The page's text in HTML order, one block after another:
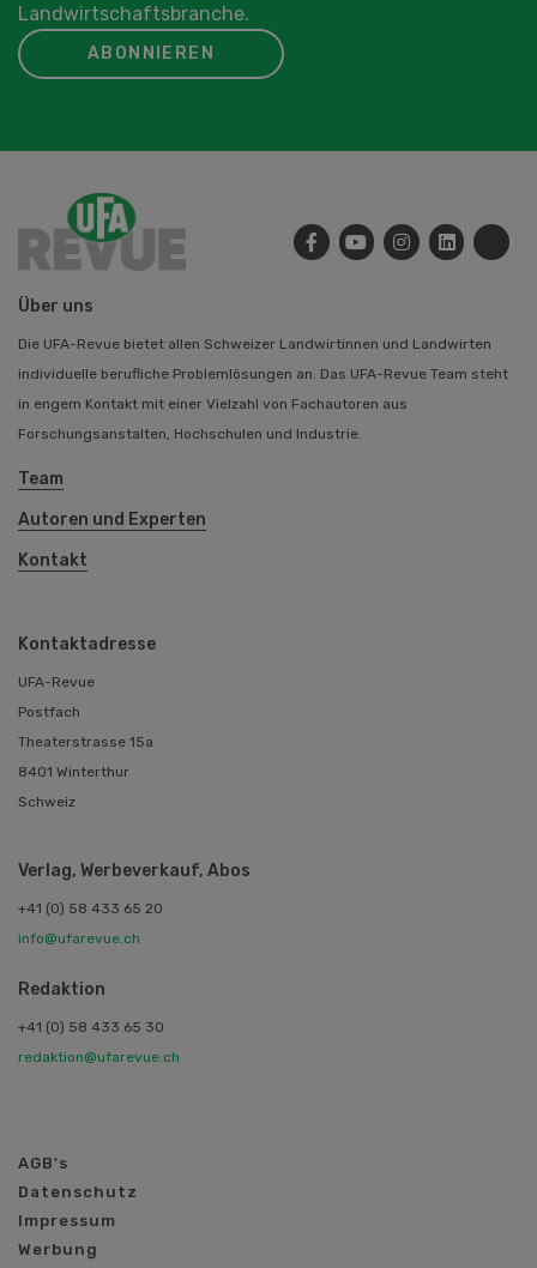
Landwirtschaftsbranche.
ABONNIEREN
Über uns
Die UFA-Revue bietet allen Schweizer Landwirtinnen und Landwirten
individuelle berufliche Problemlösungen an. Das UFA-Revue Team steht
in engem Kontakt mit einer Vielzahl von Fachautoren aus
Forschungsanstalten, Hochschulen und Industrie.
Team
Autoren und Experten
Kontakt
Kontaktadresse
UFA-Revue
Postfach
Theaterstrasse 15a
8401 Winterthur
Schweiz
Verlag, Werbeverkauf, Abos
+41 (0) 58 433 65 20
info@ufarevue.ch
Redaktion
+41 (0) 58 433 65 30
redaktion@ufarevue.ch
AGB's
Datenschutz
Impressum
Werbung